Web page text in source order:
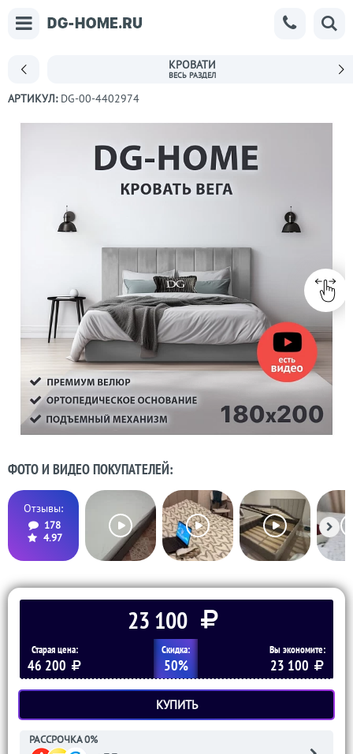
КРОВАТИ
АРТИКУЛ: DG-00-4402974
ФОТО И ВИДЕО ПОКУПАТЕЛЕЙ:
Отзывы:
178
4.97
23 100
Старая цена:
46 200
Скидка:
50%
Вы экономите:
23 100
КУПИТЬ
РАССРОЧКА 0%